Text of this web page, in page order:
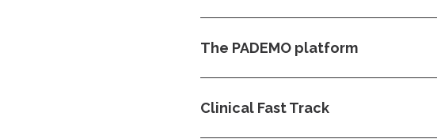
The PADEMO platform
Clinical Fast Track